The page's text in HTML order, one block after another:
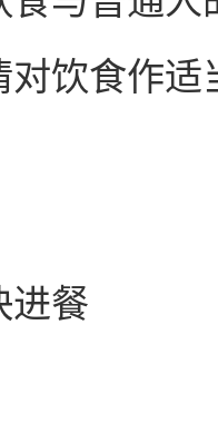
对饮食作
进餐